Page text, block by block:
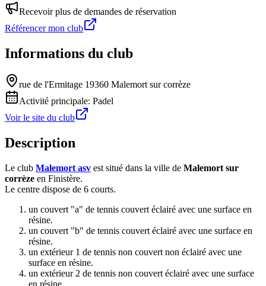
Recevoir plus de demandes de réservation
Référencer mon club
Informations du club
rue de l'Ermitage 19360 Malemort sur corrèze
Activité principale: Padel
Voir le site du club
Description
Le club Malemort asv est situé dans la ville de Malemort sur
corrèze en Finistère.
Le centre dispose de 6 courts.
un couvert "a" de tennis couvert éclairé avec une surface en
résine.
un couvert "b" de tennis couvert éclairé avec une surface en
résine.
un extérieur 1 de tennis non couvert non éclairé avec une
surface en résine.
un extérieur 2 de tennis non couvert éclairé avec une surface
en résine.